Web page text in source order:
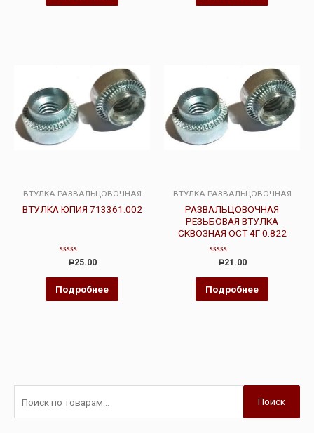
ВТУЛКА РАЗВАЛЬЦОВОЧНАЯ
ВТУЛКА ЮПИЯ 713361.002
Оценка
из
Р25.00
Подробнее
ВТУЛКА РАЗВАЛЬЦОВОЧНАЯ
РАЗВАЛЬЦОВОЧНАЯ
РЕЗЬБОВАЯ ВТУЛКА
СКВОЗНАЯ ОСТ 4Г 0.822
Оценка
из
Р21.00
Подробнее
Поиск